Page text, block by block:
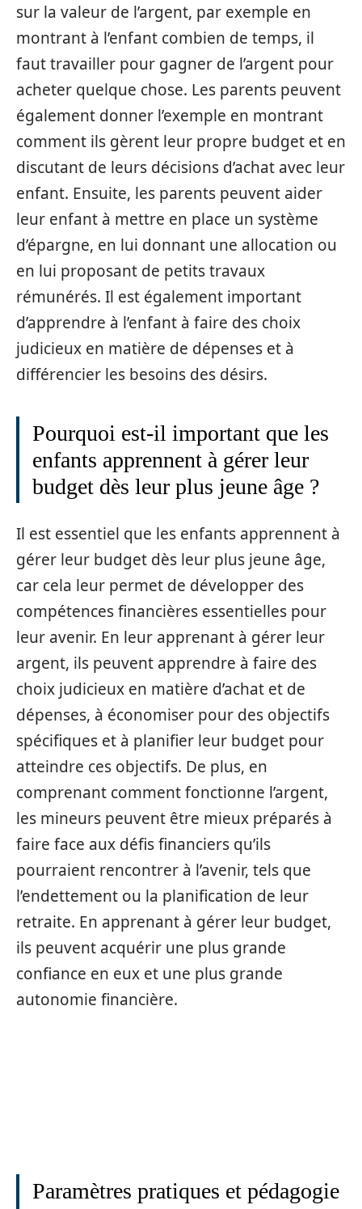
sur la valeur de l’argent, par exemple en
montrant à l’enfant combien de temps, il
faut travailler pour gagner de l’argent pour
acheter quelque chose. Les parents peuvent
également donner l’exemple en montrant
comment ils gèrent leur propre budget et en
discutant de leurs décisions d’achat avec leur
enfant. Ensuite, les parents peuvent aider
leur enfant à mettre en place un système
d’épargne, en lui donnant une allocation ou
en lui proposant de petits travaux
rémunérés. Il est également important
d’apprendre à l’enfant à faire des choix
judicieux en matière de dépenses et à
différencier les besoins des désirs.
Pourquoi est-il important que les
enfants apprennent à gérer leur
budget dès leur plus jeune âge ?
Il est essentiel que les enfants apprennent à
gérer leur budget dès leur plus jeune âge,
car cela leur permet de développer des
compétences financières essentielles pour
leur avenir. En leur apprenant à gérer leur
argent, ils peuvent apprendre à faire des
choix judicieux en matière d’achat et de
dépenses, à économiser pour des objectifs
spécifiques et à planifier leur budget pour
atteindre ces objectifs. De plus, en
comprenant comment fonctionne l’argent,
les mineurs peuvent être mieux préparés à
faire face aux défis financiers qu’ils
pourraient rencontrer à l’avenir, tels que
l’endettement ou la planification de leur
retraite. En apprenant à gérer leur budget,
ils peuvent acquérir une plus grande
confiance en eux et une plus grande
autonomie financière.
Paramètres pratiques et pédagogie